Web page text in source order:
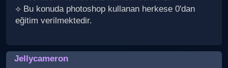
⟡ Bu konuda photoshop kullanan herkese 0'dan
eğitim verilmektedir.
Jellycameron